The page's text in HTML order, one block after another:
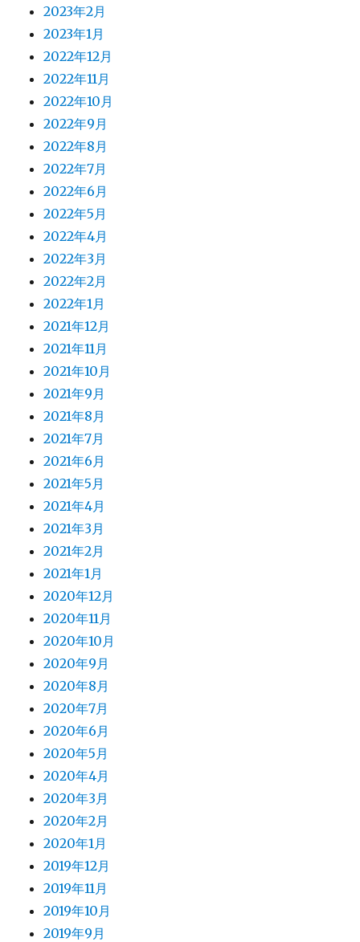
2023年2月
2023年1月
2022年12月
2022年11月
2022年10月
2022年9月
2022年8月
2022年7月
2022年6月
2022年5月
2022年4月
2022年3月
2022年2月
2022年1月
2021年12月
2021年11月
2021年10月
2021年9月
2021年8月
2021年7月
2021年6月
2021年5月
2021年4月
2021年3月
2021年2月
2021年1月
2020年12月
2020年11月
2020年10月
2020年9月
2020年8月
2020年7月
2020年6月
2020年5月
2020年4月
2020年3月
2020年2月
2020年1月
2019年12月
2019年11月
2019年10月
2019年9月